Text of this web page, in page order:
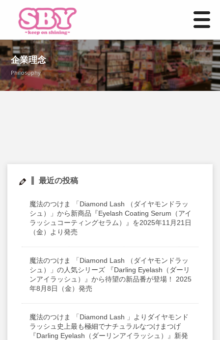
HOME
お知らせ一覧
募集要項
お問い合わせ
サイトマップ
企業理念
Philosophy
最近の投稿
魔法のつけま 「Diamond Lash （ダイヤモンドラッ
シュ）」から新商品『Eyelash Coating Serum（アイ
ラッシュコーティングセラム）』を2025年11月21日
（金）より発売
魔法のつけま 「Diamond Lash （ダイヤモンドラッ
シュ）」の人気シリーズ 『Darling Eyelash（ダーリ
ンアイラッシュ）』から待望の新品番が登場！ 2025
年8月8日（金）発売
魔法のつけま 「Diamond Lash 」よりダイヤモンド
ラッシュ史上最も極細でナチュラルなつけまつげ
『Darling Eyelash（ダーリンアイラッシュ）』新発